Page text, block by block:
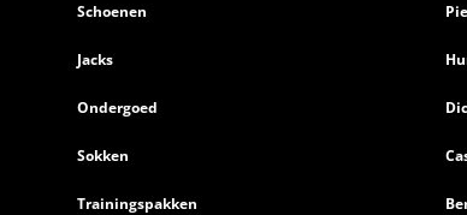
Schoenen
Jacks
Ondergoed
Sokken
Trainingspakken